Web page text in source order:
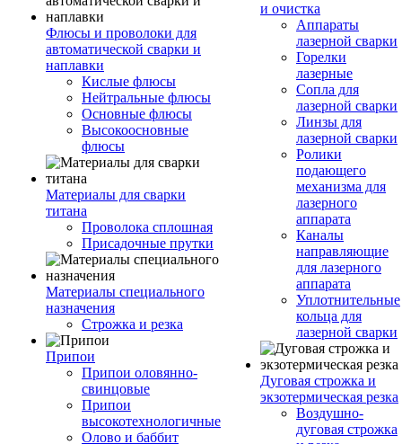
Флюсы и проволоки для
автоматической сварки и
наплавки
Кислые флюсы
Нейтральные флюсы
Основные флюсы
Высокоосновные
флюсы
Материалы для сварки
титана
Проволока сплошная
Присадочные прутки
Материалы специального
назначения
Строжка и резка
Припои
Припои оловянно-
свинцовые
Припои
высокотехнологичные
Олово и баббит
и очистка
Аппараты
лазерной сварки
Горелки
лазерные
Сопла для
лазерной сварки
Линзы для
лазерной сварки
Ролики
подающего
механизма для
лазерного
аппарата
Каналы
направляющие
для лазерного
аппарата
Уплотнительные
кольца для
лазерной сварки
Дуговая строжка и
экзотермическая резка
Воздушно-
дуговая строжка